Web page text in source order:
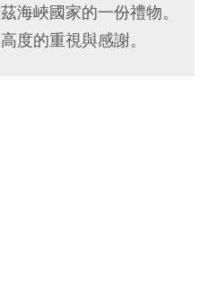
海峽國家的一份禮物。
度的重視與感謝。